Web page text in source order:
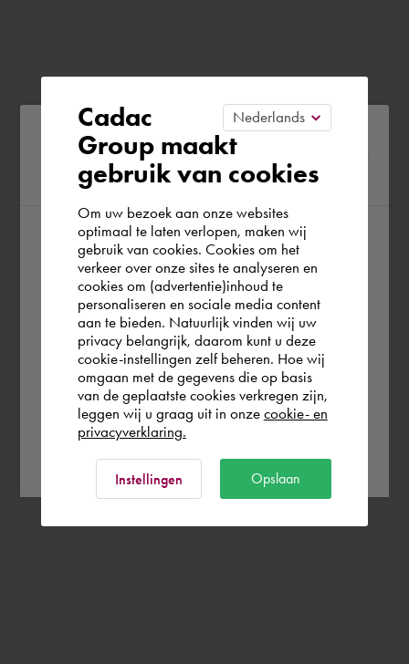
Please confirm your current
region
According to us you are situated in Rest of
the world. Please confirm in which country
you wish to shop.
België Rest of the world
Cadac
Group maakt
gebruik van cookies
Om uw bezoek aan onze websites
optimaal te laten verlopen, maken wij
gebruik van cookies. Cookies om het
verkeer over onze sites te analyseren en
cookies om (advertentie)inhoud te
personaliseren en sociale media content
aan te bieden. Natuurlijk vinden wij uw
privacy belangrijk, daarom kunt u deze
cookie-instellingen zelf beheren. Hoe wij
omgaan met de gegevens die op basis
van de geplaatste cookies verkregen zijn,
leggen wij u graag uit in onze cookie- en
privacyverklaring.
Instellingen Opslaan